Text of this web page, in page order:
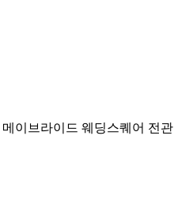
메이브라이드 웨딩스퀘어 전관